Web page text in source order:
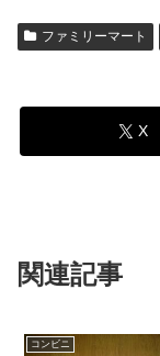
ファミリーマート
X
関連記事
コンビニ